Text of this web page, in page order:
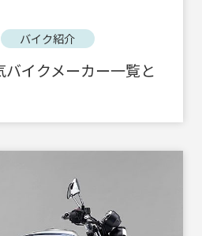
バイク紹介
バイクメーカー一覧と